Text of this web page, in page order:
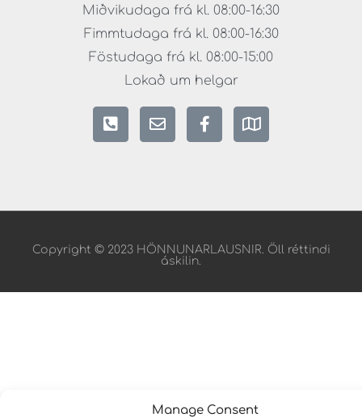
Manage Consent
Miðvikudaga frá kl. 08:00-16:30
Fimmtudaga frá kl. 08:00-16:30
Föstudaga frá kl. 08:00-15:00
Lokað um helgar
Copyright © 2023 HÖNNUNARLAUSNIR. Öll réttindi
áskilin.